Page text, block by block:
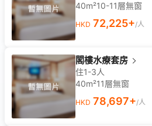
40m²10-11層無窗
HKD 72,225+/人
閣樓水療套房
住1-3人
40m²11層無窗
HKD 78,697+/人